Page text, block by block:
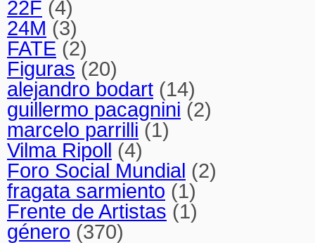
22F (4)
24M (3)
FATE (2)
Figuras (20)
alejandro bodart (14)
guillermo pacagnini (2)
marcelo parrilli (1)
Vilma Ripoll (4)
Foro Social Mundial (2)
fragata sarmiento (1)
Frente de Artistas (1)
género (370)